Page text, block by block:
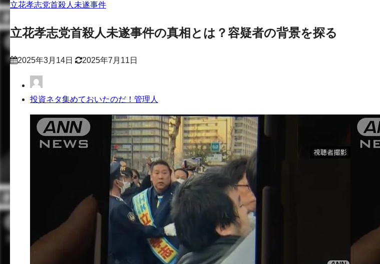
立花孝志党首殺人未遂事件
立花孝志党首殺人未遂事件の真相とは？容疑者の背景を探る
2025年3月14日 2025年7月11日
投資ネタ集めておいたのだ！管理人